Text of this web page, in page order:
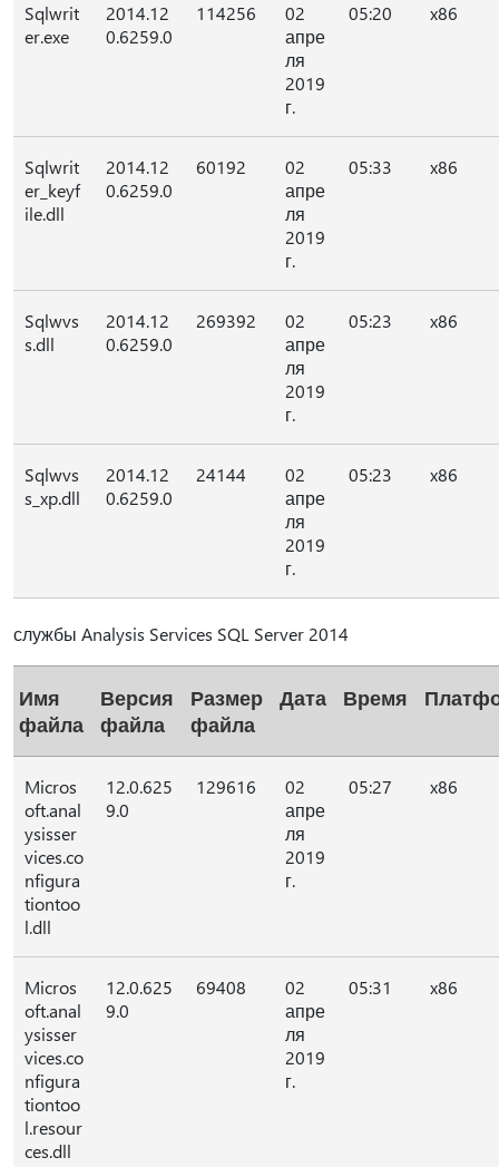
Sqlwrit
er.exe
2014.12
0.6259.0
114256
02
апре
ля
2019
г.
05:20 x86
Sqlwrit
er_keyf
ile.dll
2014.12
0.6259.0
60192
02
апре
ля
2019
г.
05:33 x86
Sqlwvs
s.dll
2014.12
0.6259.0
269392
02
апре
ля
2019
г.
05:23 x86
Sqlwvs
s_xp.dll
2014.12
0.6259.0
24144
02
апре
ля
2019
г.
05:23 x86
службы Analysis Services SQL Server 2014
Имя
файла
Версия
файла
Размер
файла
Дата Время
Micros
oft.anal
ysisser
vices.co
nfigura
tiontoo
l.dll
12.0.625
9.0
129616
02
апре
ля
2019
г.
05:27 x86
Micros
oft.anal
ysisser
vices.co
nfigura
tiontoo
l.resour
ces.dll
12.0.625
9.0
69408
02
апре
ля
2019
г.
05:31 x86